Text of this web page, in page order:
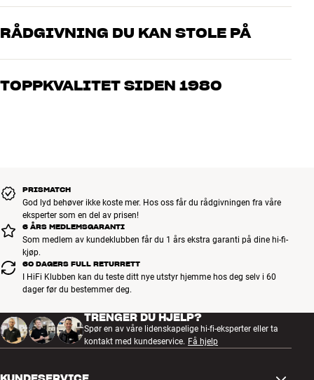
RÅDGIVNING DU KAN STOLE PÅ
Våre medarbeidere er ekte entusiaster som kjenner produktene og
Fortell oss hva du drømmer om, så finner vi løsningen som passer
TOPPKVALITET SIDEN 1980
PRISMATCH
God lyd behøver ikke koste mer. Hos oss får du rådgivningen fra våre
eksperter som en del av prisen!
6 ÅRS MEDLEMSGARANTI
Som medlem av kundeklubben får du 1 års ekstra garanti på dine hi-fi-
kjøp.
60 DAGERS FULL RETURRETT
I HiFi Klubben kan du teste ditt nye utstyr hjemme hos deg selv i 60
dager før du bestemmer deg.
TRENGER DU HJELP?
Spør en av våre lidenskapelige hi-fi-eksperter eller ta
kontakt med kundeservice. Få hjelp